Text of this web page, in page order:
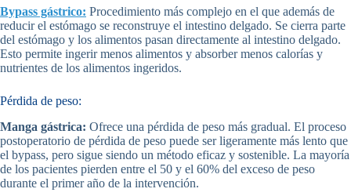
Bypass gástrico: Procedimiento más complejo en el que además de
reducir el estómago se reconstruye el intestino delgado. Se cierra parte
del estómago y los alimentos pasan directamente al intestino delgado.
Esto permite ingerir menos alimentos y absorber menos calorías y
nutrientes de los alimentos ingeridos.
Pérdida de peso:
Manga gástrica: Ofrece una pérdida de peso más gradual. El proceso
postoperatorio de pérdida de peso puede ser ligeramente más lento que
el bypass, pero sigue siendo un método eficaz y sostenible. La mayoría
de los pacientes pierden entre el 50 y el 60% del exceso de peso
durante el primer año de la intervención.